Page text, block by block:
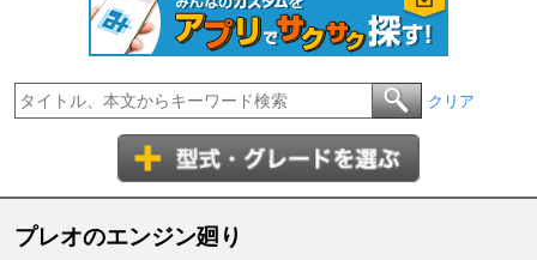
クリア
プレオのエンジン廻り